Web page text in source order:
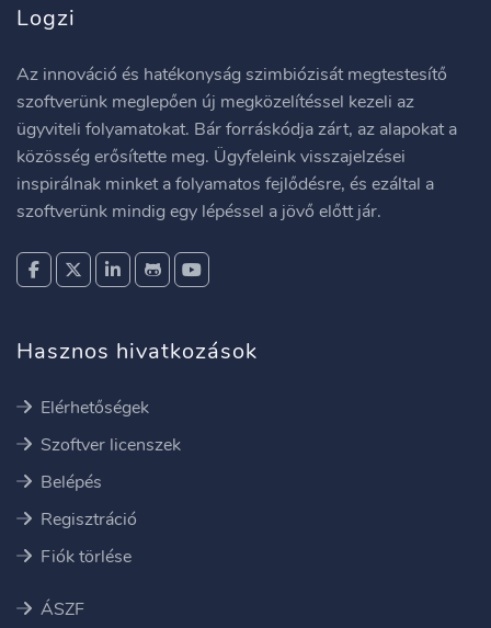
Logzi
Az innováció és hatékonyság szimbiózisát megtestesítő
szoftverünk meglepően új megközelítéssel kezeli az
ügyviteli folyamatokat. Bár forráskódja zárt, az alapokat a
közösség erősítette meg. Ügyfeleink visszajelzései
inspirálnak minket a folyamatos fejlődésre, és ezáltal a
szoftverünk mindig egy lépéssel a jövő előtt jár.
Hasznos hivatkozások
Elérhetőségek
Szoftver licenszek
Belépés
Regisztráció
Fiók törlése
ÁSZF